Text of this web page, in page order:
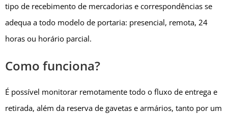
tipo de recebimento de mercadorias e correspondências se
adequa a todo modelo de portaria: presencial, remota, 24
horas ou horário parcial.
Como funciona?
É possível monitorar remotamente todo o fluxo de entrega e
retirada, além da reserva de gavetas e armários, tanto por um